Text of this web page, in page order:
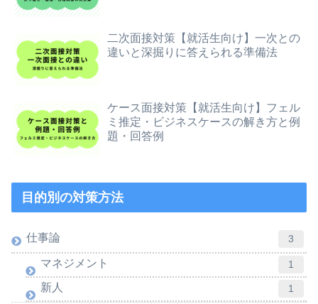
二次面接対策【就活生向け】一次との
違いと深掘りに答えられる準備法
ケース面接対策【就活生向け】フェル
ミ推定・ビジネスケースの解き方と例
題・回答例
目的別の対策方法
仕事論 3
マネジメント 1
新人 1